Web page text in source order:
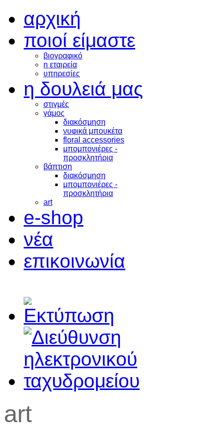
αρχική
ποιοί είμαστε
βιογραφικό
η εταιρεία
υπηρεσίες
η δουλειά μας
στιγμές
γάμος
διακόσμηση
νυφικά μπουκέτα
floral accessories
μπομπονιέρες -
προσκλητήρια
βάπτιση
διακόσμηση
μπομπονιέρες -
προσκλητήρια
art
e-shop
νέα
επικοινωνία
art